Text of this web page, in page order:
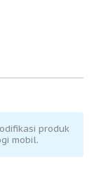
produk
mobil.